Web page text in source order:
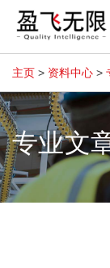
主页 > 资料中心 >
专业文